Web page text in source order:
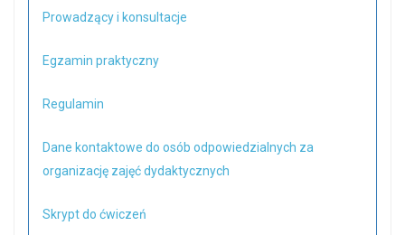
Prowadzący i konsultacje
Egzamin praktyczny
Regulamin
Dane kontaktowe do osób odpowiedzialnych za
organizację zajęć dydaktycznych
Skrypt do ćwiczeń